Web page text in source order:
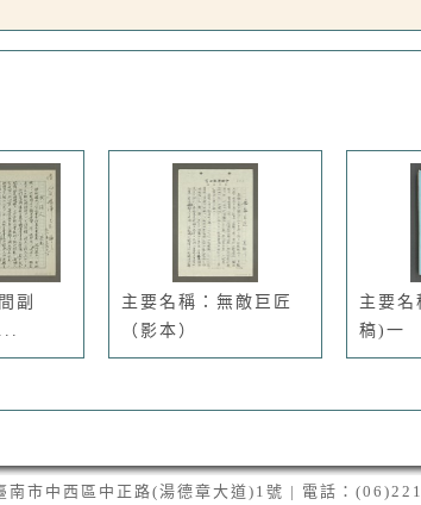
副
主要名稱：無敵巨匠
（影本）
主要名
稿)一
南市中西區中正路(湯德章大道)1號 | 電話：